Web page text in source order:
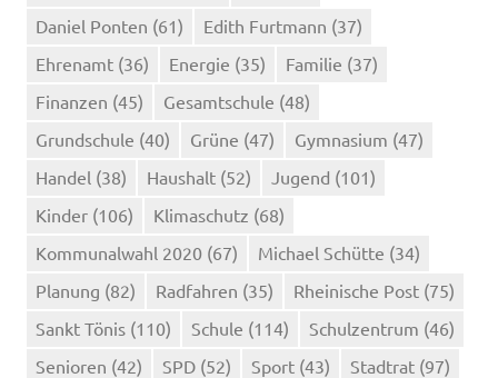
Daniel Ponten (61) Edith Furtmann (37)
Ehrenamt (36) Energie (35) Familie (37)
Finanzen (45) Gesamtschule (48)
Grundschule (40) Grüne (47) Gymnasium (47)
Handel (38) Haushalt (52) Jugend (101)
Kinder (106) Klimaschutz (68)
Kommunalwahl 2020 (67) Michael Schütte (34)
Planung (82) Radfahren (35) Rheinische Post (75)
Sankt Tönis (110) Schule (114) Schulzentrum (46)
Senioren (42) SPD (52) Sport (43) Stadtrat (97)